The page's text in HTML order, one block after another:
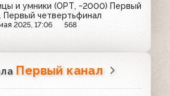
и умники (ОРТ, ~2000) Первый
Первый четвертьфинал
2025, 17:06 568
Первый канал